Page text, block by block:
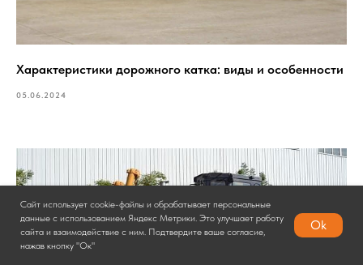
Характеристики дорожного катка: виды и особенности
05.06.2024
Сайт использует cookie-файлы и обрабатывает персональные
данные с использованием Яндекс Метрики. Это улучшает работу
сайта и взаимодействие с ним. Подтвердите ваше согласие,
нажав кнопку "Ок"
Ok